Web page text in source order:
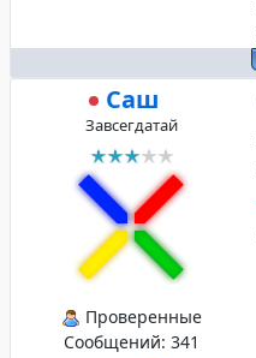
Саш
Завсегдатай
Проверенные
Сообщений: 341